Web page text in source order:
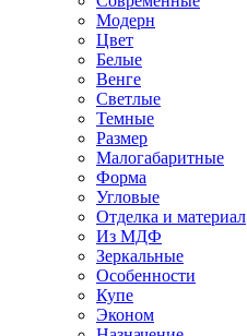
Модерн
Цвет
Белые
Венге
Светлые
Темные
Размер
Малогабаритные
Форма
Угловые
Отделка и материал
Из МДФ
Зеркальные
Особенности
Купе
Эконом